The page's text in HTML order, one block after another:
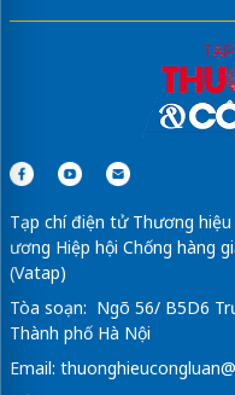
Tạp chí điện tử Thương
ương Hiệp hội Chống hàng
(Vatap)
Tòa soạn: Ngõ 56/ B5D6
Thành phố Hà Nội
Email: